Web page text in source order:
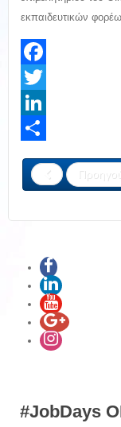
εκπαιδευτικών
Facebook
Twitter
LinkedIn
#JobDays